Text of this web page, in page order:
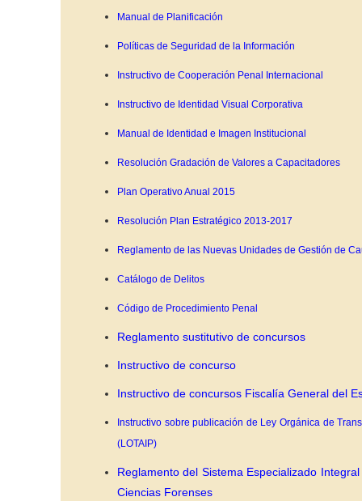
Manual de Planificación
Políticas de Seguridad de la Información
Instructivo de Cooperación Penal Internacional
Instructivo de Identidad Visual Corporativa
Manual de Identidad e Imagen Institucional
Resolución Gradación de Valores a Capacitadores
Plan Operativo Anual 2015
Resolución Plan Estratégico 2013-2017
Reglamento de las Nuevas Unidades de Gestión de
Catálogo de Delitos
Código de Procedimiento Penal
Reglamento sustitutivo de concursos
Instructivo de concurso
Instructivo de concursos Fiscalía General del
Instructivo sobre publicación de Ley Orgánica de
(LOTAIP)
Reglamento del Sistema Especializado
Ciencias Forenses